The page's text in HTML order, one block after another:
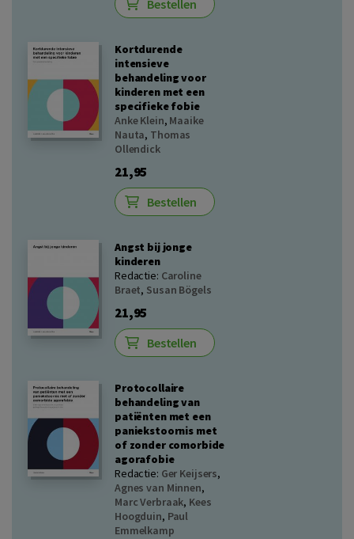
Bestellen
Kortdurende
intensieve
behandeling voor
kinderen met een
specifieke fobie
Anke Klein, Maaike
Nauta, Thomas
Ollendick
21,95
Bestellen
Angst bij jonge
kinderen
Redactie: Caroline
Braet, Susan Bögels
21,95
Bestellen
Protocollaire
behandeling van
patiënten met een
paniekstoornis met
of zonder comorbide
agorafobie
Redactie: Ger Keijsers,
Agnes van Minnen,
Marc Verbraak, Kees
Hoogduin, Paul
Emmelkamp